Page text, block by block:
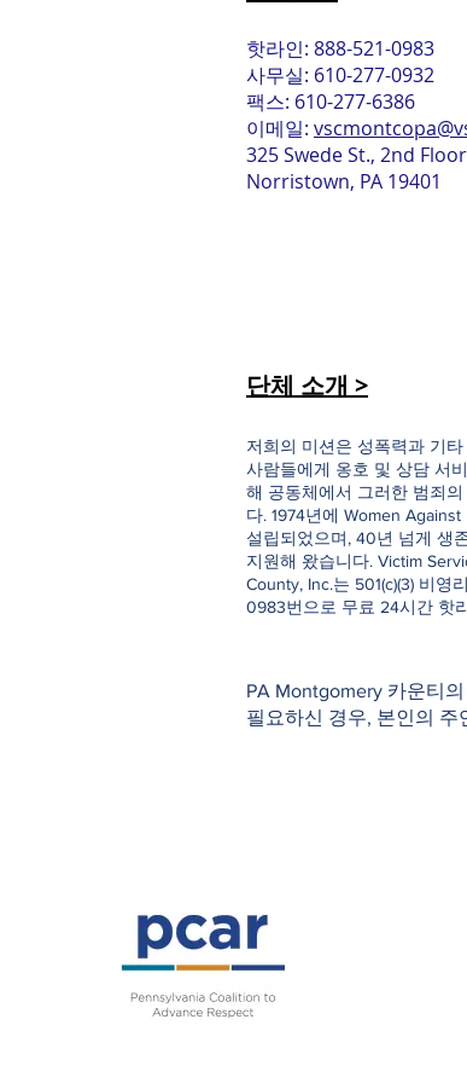
핫라인: 888-521-0983
사무실: 610-277-0932
팩스: 610-277-6386
이메일:
325 Swede St., 2nd Floor
Norristown, PA 19401
단체 소개 >
저희의 미션은 성폭력과 기
사람들에게 옹호 및 상담 서
해 공동체에서 그러한 범죄
다. 1974년에 Women
설립되었으며, 40년 넘게 생
지원해 왔습니다. Victim
County, Inc.는 501(c)(3) 비영
0983번으로 무료 24시간 핫
PA Montgomery 카운티
필요하신 경우, 본인의